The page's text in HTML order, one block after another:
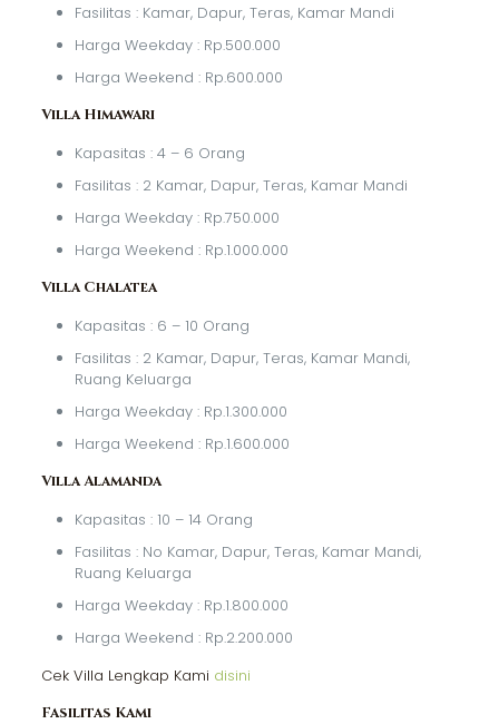
Fasilitas : Kamar, Dapur, Teras, Kamar Mandi
Harga Weekday : Rp.500.000
Harga Weekend : Rp.600.000
Villa Himawari
Kapasitas : 4 – 6 Orang
Fasilitas : 2 Kamar, Dapur, Teras, Kamar Mandi
Harga Weekday : Rp.750.000
Harga Weekend : Rp.1.000.000
Villa Chalatea
Kapasitas : 6 – 10 Orang
Fasilitas : 2 Kamar, Dapur, Teras, Kamar Mandi,
Ruang Keluarga
Harga Weekday : Rp.1.300.000
Harga Weekend : Rp.1.600.000
Villa Alamanda
Kapasitas : 10 – 14 Orang
Fasilitas : No Kamar, Dapur, Teras, Kamar Mandi,
Ruang Keluarga
Harga Weekday : Rp.1.800.000
Harga Weekend : Rp.2.200.000
Cek Villa Lengkap Kami disini
Fasilitas Kami